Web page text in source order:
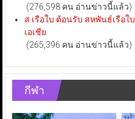
(276,598 คน อ่านข่าวนี้แล้ว)
ส.เรือใบ ต้อนรับ สหพันธ์เรือใ
เอเชีย
(265,396 คน อ่านข่าวนี้แล้ว)
กีฬา